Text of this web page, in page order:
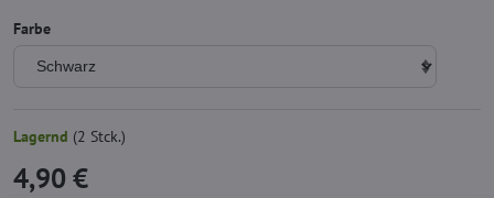
Farbe
Lagernd (2 Stck.)
4,90 €